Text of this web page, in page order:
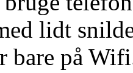
lidt
bare på